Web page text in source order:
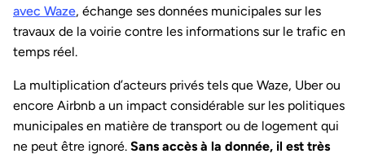
avec Waze, échange ses données municipales sur les
travaux de la voirie contre les informations sur le trafic en
temps réel.
La multiplication d’acteurs privés tels que Waze, Uber ou
encore Airbnb a un impact considérable sur les politiques
municipales en matière de transport ou de logement qui
ne peut être ignoré. Sans accès à la donnée, il est très